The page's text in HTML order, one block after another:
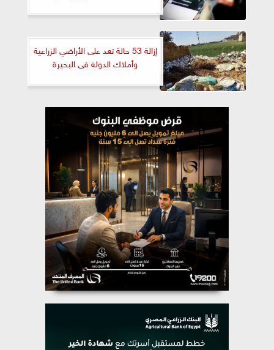
إزالة 53 حالة تعد على الأراضي الزراعية
وأملاك الدولة فى البحيرة